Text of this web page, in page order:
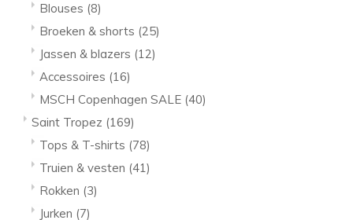
Blouses (8)
Broeken & shorts (25)
Jassen & blazers (12)
Accessoires (16)
MSCH Copenhagen SALE (40)
Saint Tropez (169)
Tops & T-shirts (78)
Truien & vesten (41)
Rokken (3)
Jurken (7)